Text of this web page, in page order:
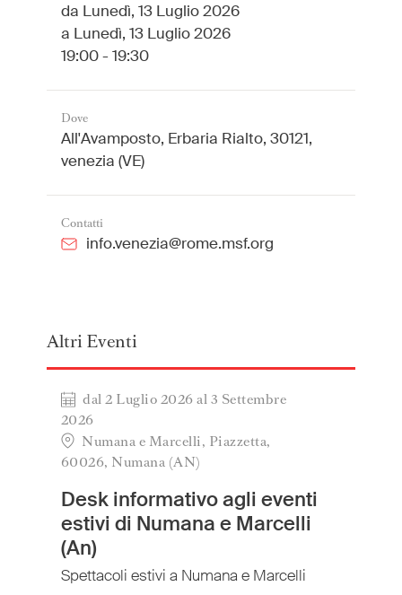
da Lunedì, 13 Luglio 2026
a Lunedì, 13 Luglio 2026
19:00 - 19:30
Dove
All'Avamposto, Erbaria Rialto, 30121,
venezia (VE)
Contatti
info.venezia@rome.msf.org
Altri Eventi
dal 2 Luglio 2026 al 3 Settembre
2026
Numana e Marcelli, Piazzetta,
60026, Numana (AN)
Desk informativo agli eventi
estivi di Numana e Marcelli
(An)
Spettacoli estivi a Numana e Marcelli
International (English)
Austria
Belgium (Nederlands/Français)
Czech Republic (Česky/English)
Greece (ελληνικά)
Hong Kong (繁體中文)
India (English)
Ireland
Italy (Italiano)
Luxembourg (Français)
Mexico (Español)
Myanmar
Netherlands (Nederlands)